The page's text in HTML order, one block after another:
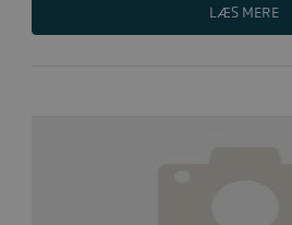
LÆS MERE